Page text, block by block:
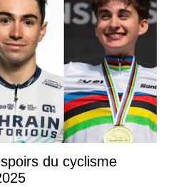
du cyclisme